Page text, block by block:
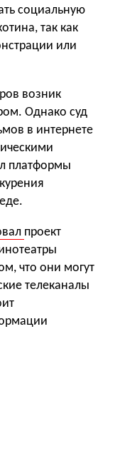
социальную
так как
или
возник
Однако суд
в интернете
платформы
проект
что они могут
телеканалы